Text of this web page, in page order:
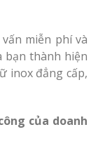
miễn phí và
bạn thành hiện
inox đẳng cấp,
của doanh